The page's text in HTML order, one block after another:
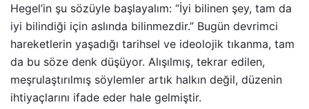
Hegel’in şu sözüyle başlayalım: “İyi bilinen şey, tam da
iyi bilindiği için aslında bilinmezdir.” Bugün devrimci
hareketlerin yaşadığı tarihsel ve ideolojik tıkanma, tam
da bu söze denk düşüyor. Alışılmış, tekrar edilen,
meşrulaştırılmış söylemler artık halkın değil, düzenin
ihtiyaçlarını ifade eder hale gelmiştir.